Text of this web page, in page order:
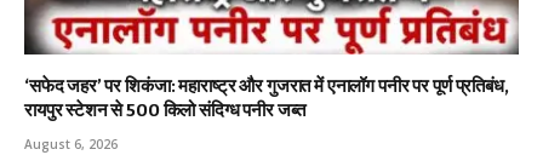
‘सफेद जहर’ पर शिकंजा: महाराष्ट्र और गुजरात में एनालॉग पनीर पर पूर्ण प्रतिबंध,
रायपुर स्टेशन से 500 किलो संदिग्ध पनीर जब्त
August 6, 2026